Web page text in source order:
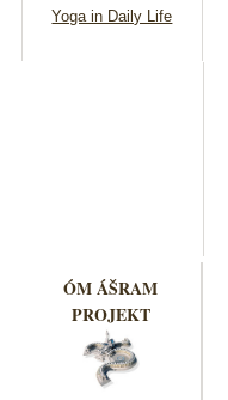
Yoga in Daily Life
ÓM ÁŠRAM
PROJEKT